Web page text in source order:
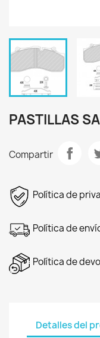
PASTILLAS
Compartir
Política de
Política de
Política de
Detalles del